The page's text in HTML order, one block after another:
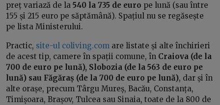
preț variază de la 540 la 735 de euro pe lună (sau între
155 și 215 euro pe săptămână). Spațiul nu se regăsește
pe lista Ministerului.
Practic, site-ul coliving.com are listate și alte închirieri
de acest tip, camere în spații comune, în Craiova (de la
700 de euro pe lună), Slobozia (de la 563 de euro pe
lună) sau Făgăraș (de la 700 de euro pe lună), dar și în
alte orașe, precum Târgu Mureș, Bacău, Constanța,
Timișoara, Brașov, Tulcea sau Sinaia, toate de la 800 de